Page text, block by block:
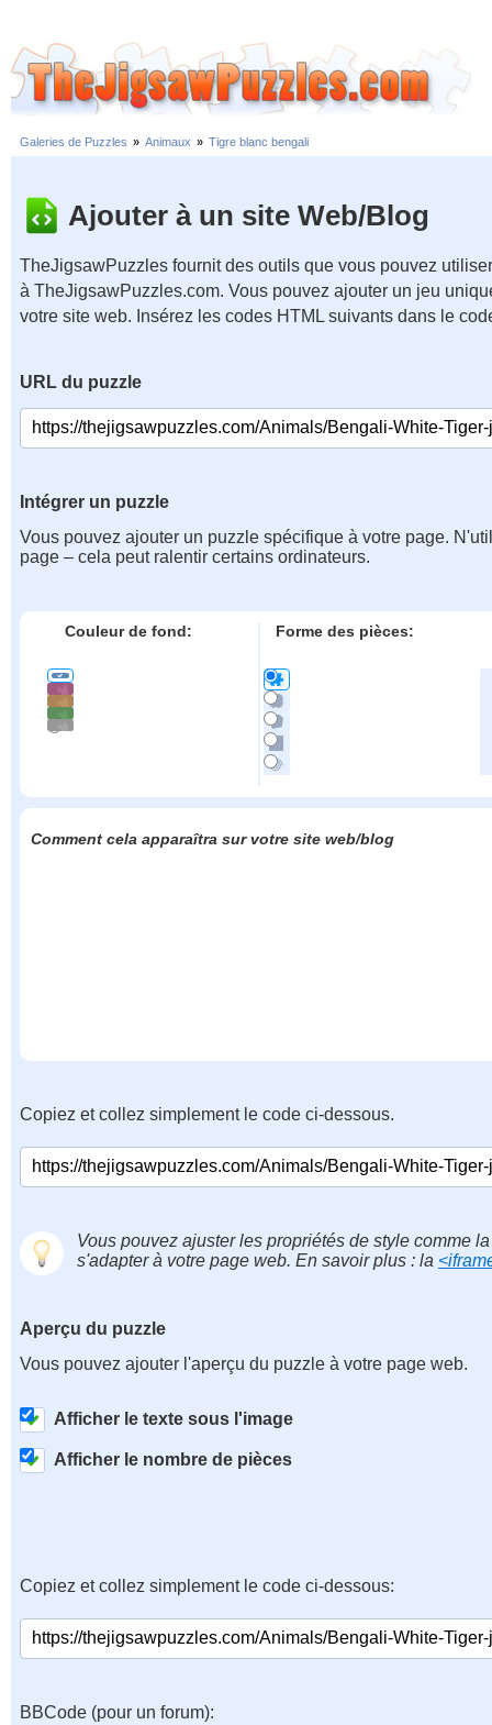
Galeries de Puzzles » Animaux » Tigre blanc bengali
Ajouter à un site Web/Blog
TheJigsawPuzzles fournit des outils que vous pouvez
à TheJigsawPuzzles.com. Vous pouvez ajouter un jeu
votre site web. Insérez les codes HTML suivants dans le
URL du puzzle
Intégrer un puzzle
Vous pouvez ajouter un puzzle spécifique à votre page.
page – cela peut ralentir certains ordinateurs.
Couleur de fond: Forme des pièces:
Comment cela apparaîtra sur votre site web/blog
Copiez et collez simplement le code ci-dessous.
Vous pouvez ajuster les propriétés de style comme
s'adapter à votre page web. En savoir plus : la
Aperçu du puzzle
Vous pouvez ajouter l'aperçu du puzzle à votre page web.
Afficher le texte sous l'image
Afficher le nombre de pièces
Copiez et collez simplement le code ci-dessous:
BBCode (pour un forum):